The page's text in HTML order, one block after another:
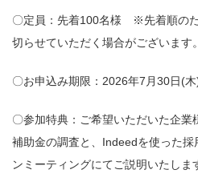
〇定員：先着100名様 ※先着順の
切らせていただく場合がございます。
〇お申込み期限： 2026年7月30日(
〇参加特典： ご希望いただいた企業
補助金の調査と、Indeedを使った
ンミーティングにてご説明いたしま